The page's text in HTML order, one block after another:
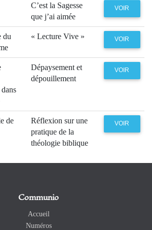
C’est la Sagesse
que j’ai aimée
VOIR
du
« Lecture Vive » VOIR
Dépaysement et
dépouillement
VOIR
de
Réflexion sur une
pratique de la
théologie biblique
VOIR
Communio
Accueil
Numéros